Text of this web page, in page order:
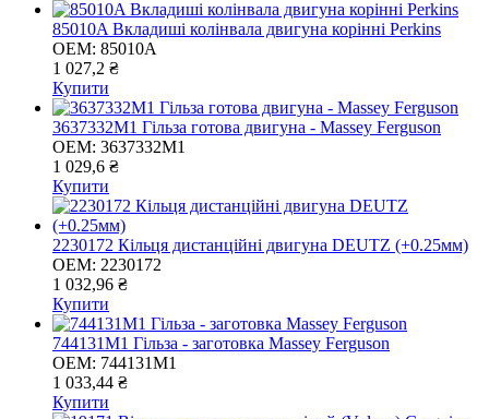
85010A Вкладиші колінвала двигуна корінні Perkins
OEM: 85010A
1 027,2 ₴
Купити
3637332M1 Гільза готова двигуна - Massey Ferguson
OEM: 3637332M1
1 029,6 ₴
Купити
2230172 Кільця дистанційні двигуна DEUTZ (+0.25мм)
OEM: 2230172
1 032,96 ₴
Купити
744131M1 Гільза - заготовка Massey Ferguson
OEM: 744131M1
1 033,44 ₴
Купити